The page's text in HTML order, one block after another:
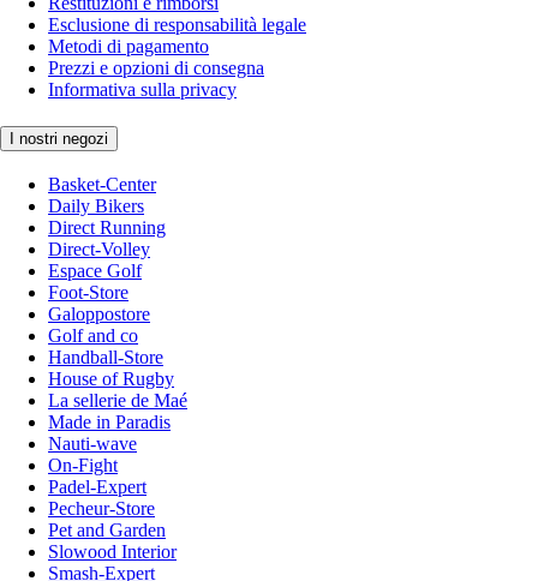
Esclusione di responsabilità legale
Metodi di pagamento
Prezzi e opzioni di consegna
Informativa sulla privacy
I nostri negozi
Basket-Center
Daily Bikers
Direct Running
Direct-Volley
Espace Golf
Foot-Store
Galoppostore
Golf and co
Handball-Store
House of Rugby
La sellerie de Maé
Made in Paradis
Nauti-wave
On-Fight
Padel-Expert
Pecheur-Store
Pet and Garden
Slowood Interior
Smash-Expert